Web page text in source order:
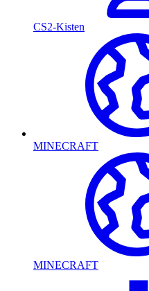
CS2-Kisten
MINECRAFT
MINECRAFT